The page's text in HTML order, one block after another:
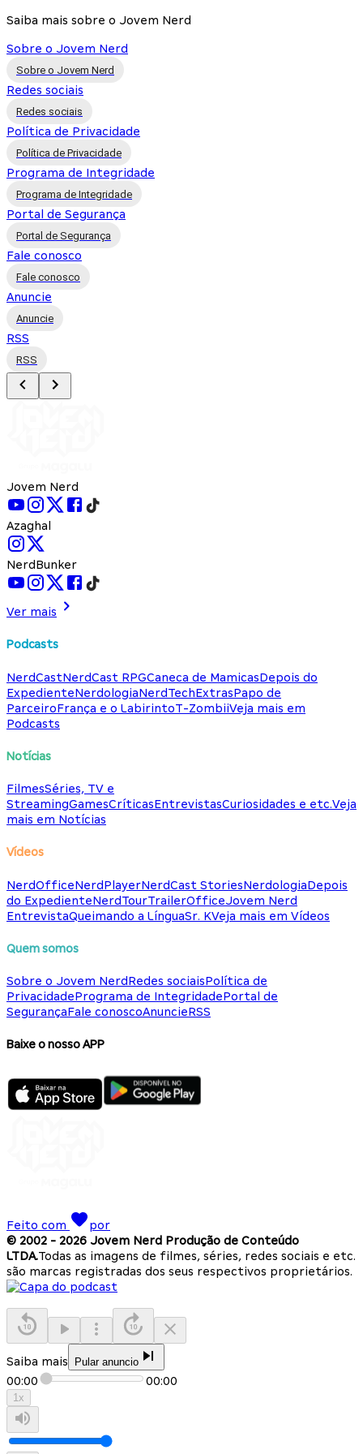
Saiba mais sobre o Jovem Nerd
Sobre o Jovem Nerd
Sobre o Jovem Nerd
Redes sociais
Redes sociais
Política de Privacidade
Política de Privacidade
Programa de Integridade
Programa de Integridade
Portal de Segurança
Portal de Segurança
Fale conosco
Fale conosco
Anuncie
Anuncie
RSS
RSS
Jovem Nerd
Azaghal
NerdBunker
Ver mais
Podcasts
NerdCastNerdCast RPGCaneca de MamicasDepois do
ExpedienteNerdologiaNerdTechExtrasPapo de
ParceiroFrança e o LabirintoT-ZombiiVeja mais em
Podcasts
Notícias
FilmesSéries, TV e
StreamingGamesCríticasEntrevistasCuriosidades e etc.Veja
mais em Notícias
Vídeos
NerdOfficeNerdPlayerNerdCast StoriesNerdologiaDepois
do ExpedienteNerdTourTrailerOfficeJovem Nerd
EntrevistaQueimando a LínguaSr. KVeja mais em Vídeos
Quem somos
Sobre o Jovem NerdRedes sociaisPolítica de
PrivacidadePrograma de IntegridadePortal de
SegurançaFale conoscoAnuncieRSS
Baixe o nosso APP
Feito com
por
© 2002 - 2026 Jovem Nerd Produção de Conteúdo
LTDA.Todas as imagens de filmes, séries, redes sociais e etc.
são marcas registradas dos seus respectivos proprietários.
Saiba mais Pular anuncio
00:00 00:00
1x